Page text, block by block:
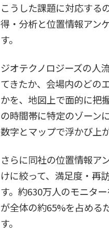
こうした課題に対応する
得・分析と位置情報アン
す。
ジオテクノロジーズの人
てきたか、会場内のどの
かを、地図上で面的に把
の時間帯に特定のゾーン
数字とマップで浮かび上
さらに同社の位置情報ア
けに絞って、満足度・再
す。約630万人のモニタ
が全体の約65%を占める
す。